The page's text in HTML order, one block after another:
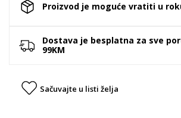
Proizvod je moguće vratiti u
Dostava je besplatna za sve
99KM
Sačuvajte u listi želja